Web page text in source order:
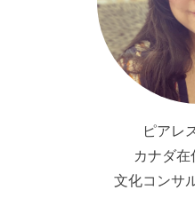
ピアレ
カナダ在
文化コンサ